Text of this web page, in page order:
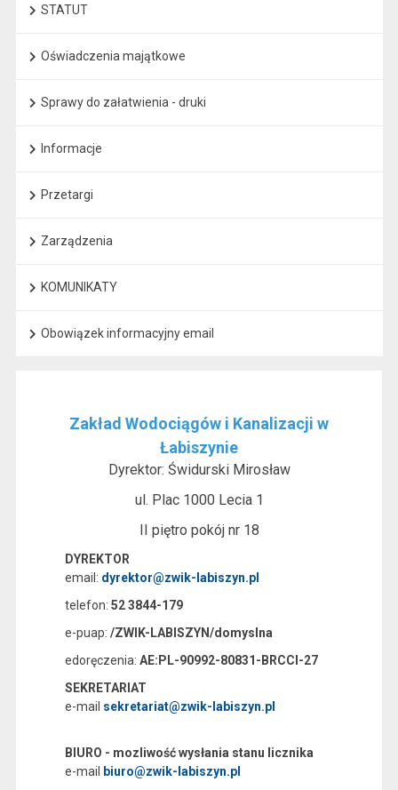
STATUT
Oświadczenia majątkowe
Sprawy do załatwienia - druki
Informacje
Przetargi
Zarządzenia
KOMUNIKATY
Obowiązek informacyjny email
Zakład Wodociągów i Kanalizacji w
Łabiszynie
Dyrektor: Świdurski Mirosław
ul. Plac 1000 Lecia 1
II piętro pokój nr 18
DYREKTOR
email: dyrektor@zwik-labiszyn.pl
telefon: 52 3844-179
e-puap: /ZWIK-LABISZYN/domyslna
edoręczenia: AE:PL-90992-80831-BRCCI-27
SEKRETARIAT
e-mail sekretariat@zwik-labiszyn.pl
BIURO - mozliwość wysłania stanu licznika
e-mail
biuro@zwik-labiszyn.pl